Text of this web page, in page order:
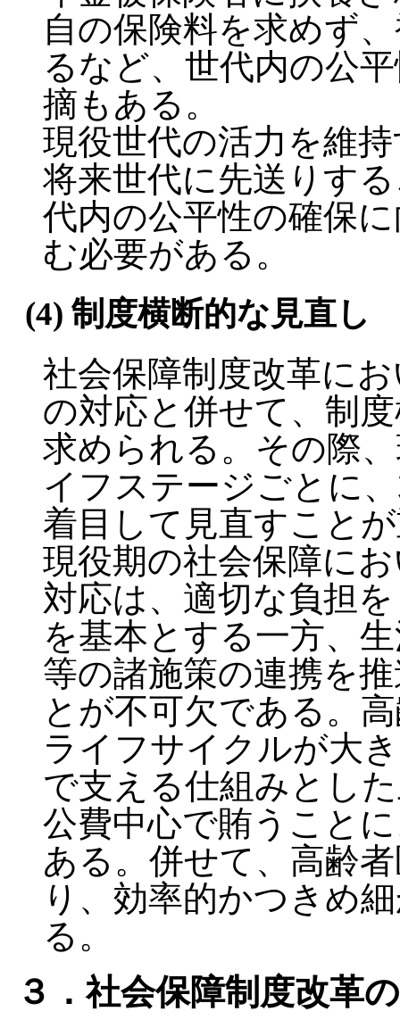
自の保険料を求めず
るなど、世代内の公
摘もある。
現役世代の活力を維
将来世代に先送りす
代内の公平性の確保
む必要がある。
(4) 制度横断的な見直し
社会保障制度改革に
の対応と併せて、制
求められる。その際
イフステージごとに
着目して見直すこと
現役期の社会保障に
対応は、適切な負担
を基本とする一方、
等の諸施策の連携を
とが不可欠である。
ライフサイクルが大
で支える仕組みとし
公費中心で賄うこと
ある。併せて、高齢
り、効率的かつきめ
る。
３．社会保障制度改革